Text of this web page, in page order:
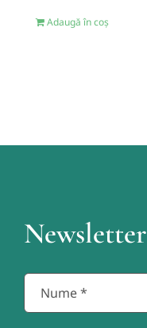
Adaugă în coș
Newsletter